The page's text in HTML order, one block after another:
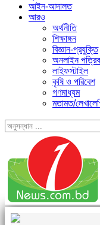
আইন-আদালত
আরও
অর্থনীতি
শিক্ষাঙ্গন
বিজ্ঞান-প্রযুক্তি
অনলাইন
লাইফস্টাইল
কৃষি ও পরিবেশ
গণমাধ্যম
মতামত/